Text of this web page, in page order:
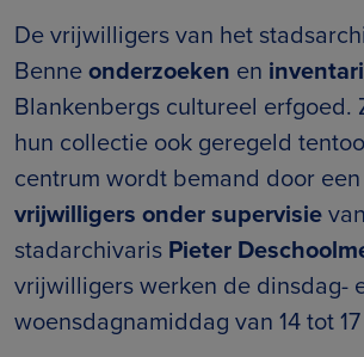
De vrijwilligers van het
Benneonderzoeken en
Blankenbergs cultureel erfgoed.
hun collectie ook geregeld
centrum wordt bemand door een
vrijwilligers onder supervisievan
stadarchivaris Pieter
vrijwilligers werken de dinsdag-
woensdagnamiddag van 14 tot